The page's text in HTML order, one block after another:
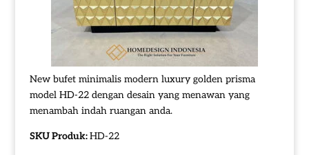
New bufet minimalis modern luxury golden prisma
model HD-22 dengan desain yang menawan yang
menambah indah ruangan anda.
SKU Produk:HD-22